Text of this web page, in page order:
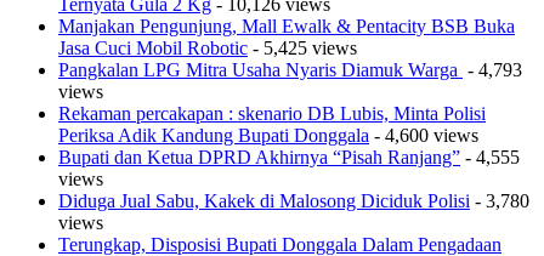
Ternyata Gula 2 Kg - 10,126 views
Manjakan Pengunjung, Mall Ewalk & Pentacity BSB Buka
Jasa Cuci Mobil Robotic - 5,425 views
Pangkalan LPG Mitra Usaha Nyaris Diamuk Warga - 4,793
views
Rekaman percakapan : skenario DB Lubis, Minta Polisi
Periksa Adik Kandung Bupati Donggala - 4,600 views
Bupati dan Ketua DPRD Akhirnya “Pisah Ranjang” - 4,555
views
Diduga Jual Sabu, Kakek di Malosong Diciduk Polisi - 3,780
views
Terungkap, Disposisi Bupati Donggala Dalam Pengadaan